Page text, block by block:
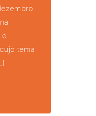
e
tema